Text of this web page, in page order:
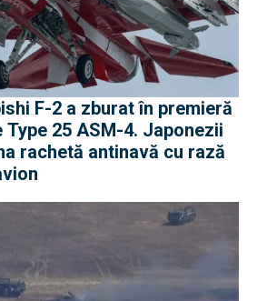
F-2 a zburat în premieră
25 ASM-4. Japonezii
rachetă antinavă cu rază